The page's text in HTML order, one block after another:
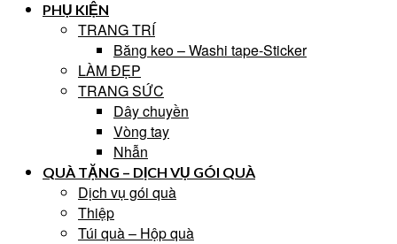
PHỤ KIỆN
TRANG TRÍ
Băng keo – Washi tape-Sticker
LÀM ĐẸP
TRANG SỨC
Dây chuyền
Vòng tay
Nhẫn
QUÀ TẶNG – DỊCH VỤ GÓI QUÀ
Dịch vụ gói quà
Thiệp
Túi quà – Hộp quà